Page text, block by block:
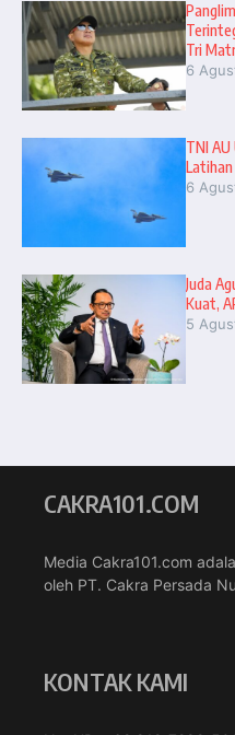
Tri
6
TNI AU
6
Juda
Kuat,
5
CAKRA101.COM
Media Cakra101.com
oleh PT. Cakra Persada
KONTAK KAMI